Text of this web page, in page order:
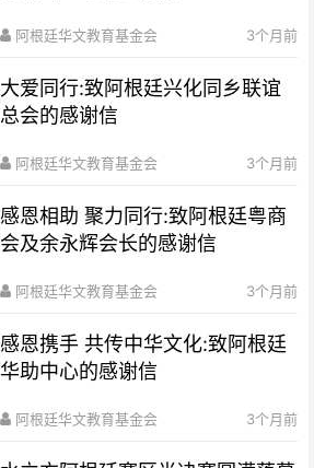
阿根廷华文教育基金会 3个月前
大爱同行:致阿根廷兴化同乡联谊
总会的感谢信
阿根廷华文教育基金会 3个月前
感恩相助 聚力同行:致阿根廷粤商
会及余永辉会长的感谢信
阿根廷华文教育基金会 3个月前
感恩携手 共传中华文化:致阿根廷
华助中心的感谢信
阿根廷华文教育基金会 3个月前